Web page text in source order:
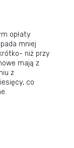
opłaty
mniej
niż przy
mają z
z
co